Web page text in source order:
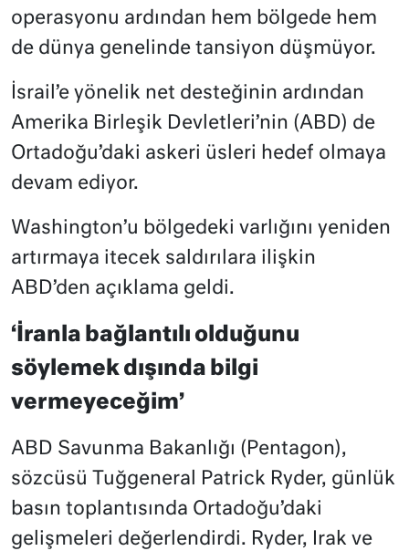
operasyonu ardından hem bölgede hem
de dünya genelinde tansiyon düşmüyor.
İsrail’e yönelik net desteğinin ardından
Amerika Birleşik Devletleri’nin (ABD) de
Ortadoğu’daki askeri üsleri hedef olmaya
devam ediyor.
Washington’u bölgedeki varlığını yeniden
artırmaya itecek saldırılara ilişkin
ABD’den açıklama geldi.
‘İranla bağlantılı olduğunu
söylemek dışında bilgi
vermeyeceğim’
ABD Savunma Bakanlığı (Pentagon),
sözcüsü Tuğgeneral Patrick Ryder, günlük
basın toplantısında Ortadoğu’daki
gelişmeleri değerlendirdi. Ryder, Irak ve